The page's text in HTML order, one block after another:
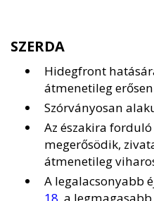
SZERDA
Hidegfront
átmenetileg
Szórványosan
Az északira
megerősödik,
átmenetileg
A legalacsonyabb